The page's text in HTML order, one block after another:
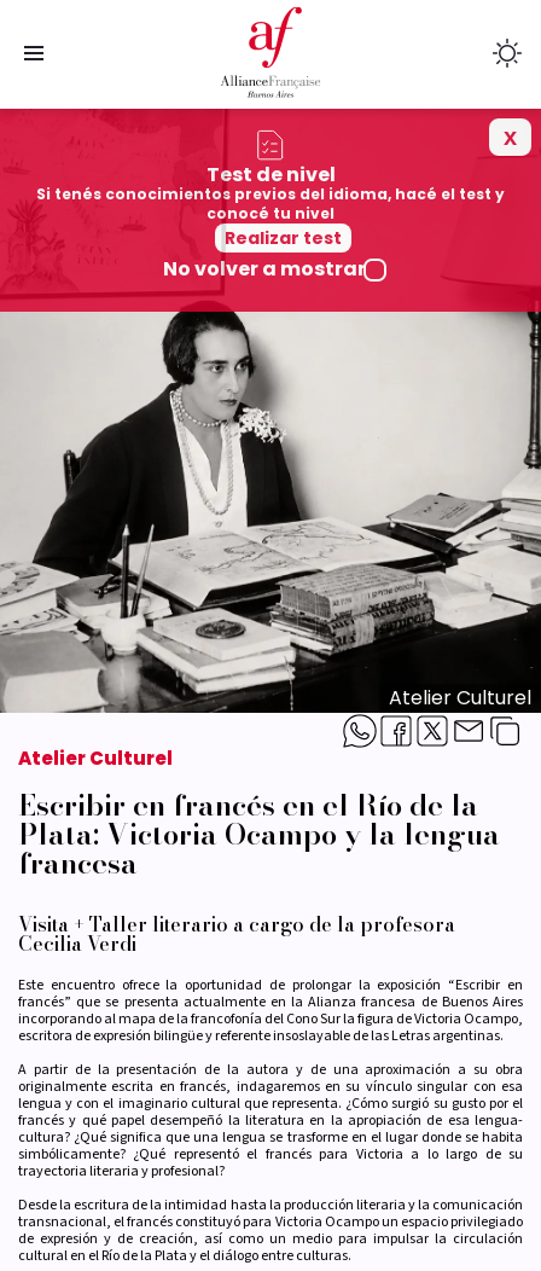
Cursos
Sedes
Colegios afiliados
Mediateca
Quiénes somos
Exámenes
Atelier Culturel
Atelier Culturel
Escribir en francés en el Río de la
Plata: Victoria Ocampo y la lengua
francesa
Visita + Taller literario a cargo de la profesora
Cecilia Verdi
Este encuentro ofrece la oportunidad de prolongar la exposición “Escribir en
francés” que se presenta actualmente en la Alianza francesa de Buenos Aires
incorporando al mapa de la francofonía del Cono Sur la figura de Victoria Ocampo,
escritora de expresión bilingüe y referente insoslayable de las Letras argentinas.
A partir de la presentación de la autora y de una aproximación a su obra
originalmente escrita en francés, indagaremos en su vínculo singular con esa
lengua y con el imaginario cultural que representa. ¿Cómo surgió su gusto por el
francés y qué papel desempeñó la literatura en la apropiación de esa lengua-
cultura? ¿Qué significa que una lengua se trasforme en el lugar donde se habita
simbólicamente? ¿Qué representó el francés para Victoria a lo largo de su
trayectoria literaria y profesional?
Desde la escritura de la intimidad hasta la producción literaria y la comunicación
transnacional, el francés constituyó para Victoria Ocampo un espacio privilegiado
de expresión y de creación, así como un medio para impulsar la circulación
cultural en el Río de la Plata y el diálogo entre culturas.
Test de nivel
Si tenés conocimientos previos del idioma, hacé el test y
conocé tu nivel
Realizar test
No volver a mostrar
x